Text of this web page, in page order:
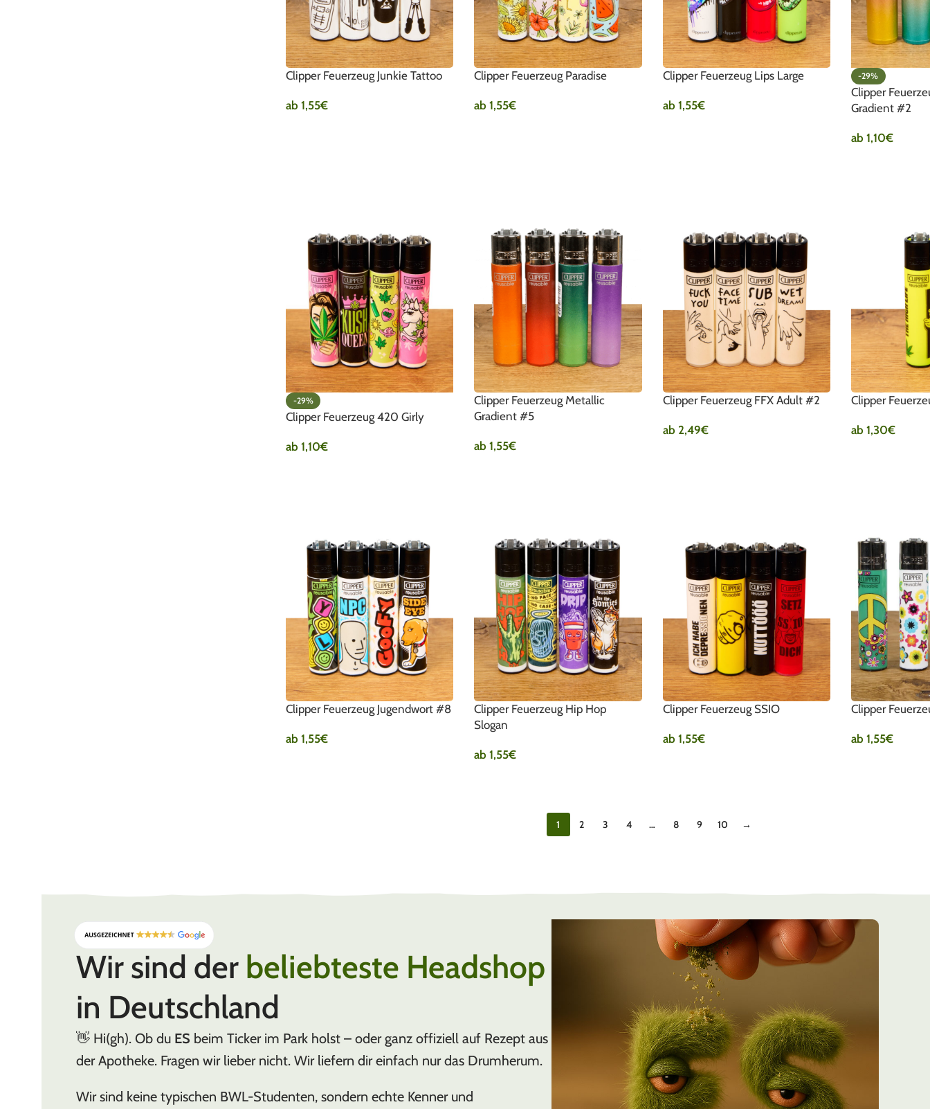
Clipper Feuerzeug Junkie Tattoo
ab1,55€
Clipper Feuerzeug Paradise
ab1,55€
Clipper Feuerzeug Lips Large
ab 1,55€
-29%
Clipper
Gradient #2
ab 1,10€
-29%
Clipper Feuerzeug 420 Girly
ab1,10€
Clipper Feuerzeug Metallic
Gradient #5
ab1,55€
Clipper Feuerzeug FFX Adult #2
ab 2,49€
Clipper
ab 1,30€
Clipper Feuerzeug Jugendwort #8
ab1,55€
Clipper Feuerzeug Hip Hop
Slogan
ab1,55€
Clipper Feuerzeug SSIO
ab 1,55€
Clipper
ab 1,55€
1 2 3 4 … 8 9 10 →
Wir sind der beliebteste Headshop
in Deutschland
👋 Hi(gh). Ob du ES beim Ticker im Park holst – oder ganz offiziell auf Rezept aus
der Apotheke. Fragen wir lieber nicht. Wir liefern dir einfach nur das Drumherum.
Wir sind keine typischen BWL-Studenten, sondern echte Kenner und